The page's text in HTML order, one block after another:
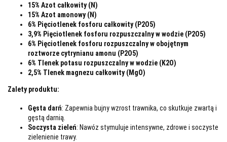
15% Azot całkowity (N)
15% Azot amonowy (N)
6% Pięciotlenek fosforu całkowity (P2O5)
3,9% Pięciotlenek fosforu rozpuszczalny w wodzie (P2O5)
6% Pięciotlenek fosforu rozpuszczalny w obojętnym
roztworze cytrynianu amonu (P2O5)
6% Tlenek potasu rozpuszczalny w wodzie (K2O)
2,5% Tlenek magnezu całkowity (MgO)
Zalety produktu:
Gęsta darń: Zapewnia bujny wzrost trawnika, co skutkuje zwartą i
gęstą darnią.
Soczysta zieleń: Nawóz stymuluje intensywne, zdrowe i soczyste
zielenienie trawy.